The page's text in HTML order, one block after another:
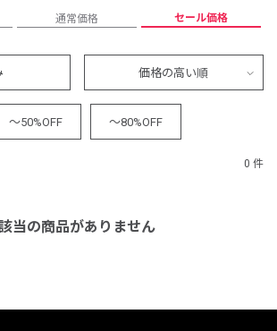
通常価格 セール価格
価格の高い順
～50%OFF ～80%OFF
0 件
当の商品がありません